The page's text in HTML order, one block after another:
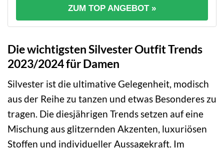
ZUM TOP ANGEBOT »
Die wichtigsten Silvester Outfit Trends
2023/2024 für Damen
Silvester ist die ultimative Gelegenheit, modisch
aus der Reihe zu tanzen und etwas Besonderes zu
tragen. Die diesjährigen Trends setzen auf eine
Mischung aus glitzernden Akzenten, luxuriösen
Stoffen und individueller Aussagekraft. Im